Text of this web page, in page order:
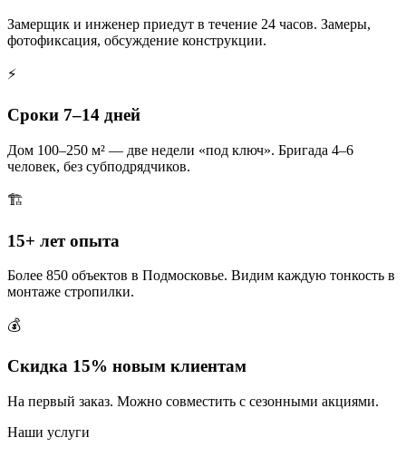
Замерщик и инженер приедут в течение 24 часов. Замеры,
фотофиксация, обсуждение конструкции.
⚡
Сроки 7–14 дней
Дом 100–250 м² — две недели «под ключ». Бригада 4–6
человек, без субподрядчиков.
🏗️
15+ лет опыта
Более 850 объектов в Подмосковье. Видим каждую тонкость в
монтаже стропилки.
💰
Скидка 15% новым клиентам
На первый заказ. Можно совместить с сезонными акциями.
Наши услуги